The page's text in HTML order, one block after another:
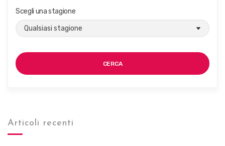
Scegli una stagione
CERCA
Articoli recenti